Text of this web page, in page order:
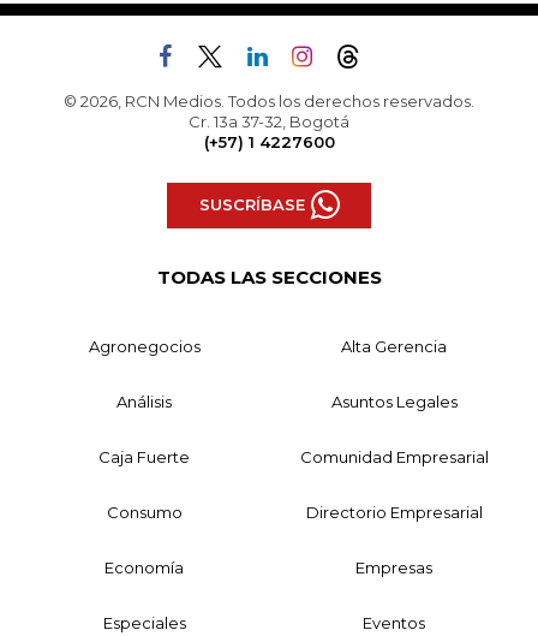
© 2026, RCN Medios. Todos los derechos reservados.
Cr. 13a 37-32, Bogotá
(+57) 1 4227600
SUSCRÍBASE
TODAS LAS SECCIONES
Agronegocios Alta Gerencia
Análisis Asuntos Legales
Caja Fuerte Comunidad Empresarial
Consumo Directorio Empresarial
Economía Empresas
Especiales Eventos